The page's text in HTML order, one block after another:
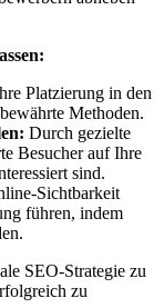
Platzierung in den
Methoden.
Durch gezielte
Besucher auf Ihre
sind.
Sichtbarkeit
führen, indem
SEO-Strategie zu
zu